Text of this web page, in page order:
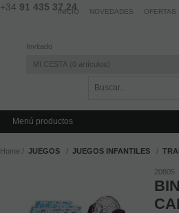
+34 91 435 37 24
Invitado
MI CESTA 0 artículos
INICIO NOVEDADES OFERTAS
Menú productos
Home JUEGOS JUEGOS INFANTILES
20805